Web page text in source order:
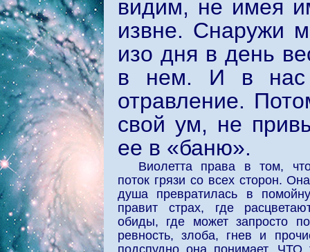
видим, не имея
извне. Снаружи
изо дня в день
в нем. И в нас
отравление.
свой ум, не
ее в «баню».
Виолетта права в том,
поток грязи со всех сторон.
душа превратилась в
правит страх, где
обиды, где может запросто
ревность, злоба, гнев и
подспудно она понимает, ЧТО